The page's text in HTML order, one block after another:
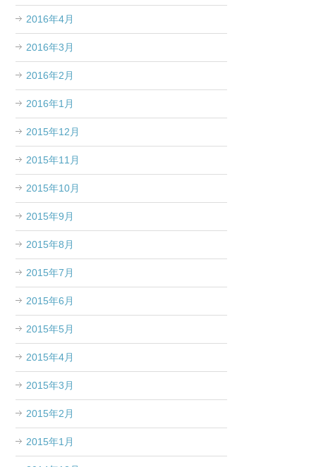
2016年4月
2016年3月
2016年2月
2016年1月
2015年12月
2015年11月
2015年10月
2015年9月
2015年8月
2015年7月
2015年6月
2015年5月
2015年4月
2015年3月
2015年2月
2015年1月